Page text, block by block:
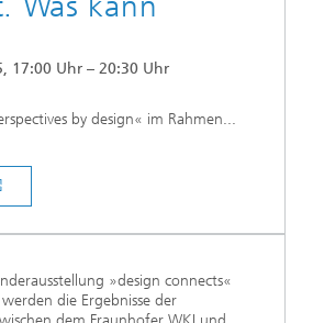
17:00 Uhr – 20:30 Uhr
by design« im Rahmen...
»design connects«
die Ergebnisse der